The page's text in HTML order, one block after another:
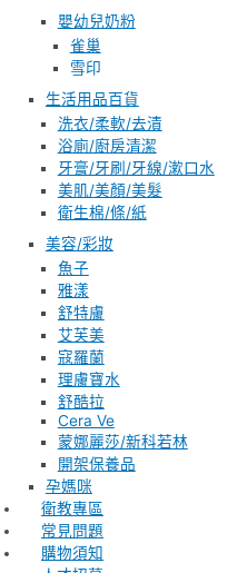
嬰幼兒奶粉
雀巢
雪印
生活用品百貨
洗衣/柔軟/去漬
浴廁/廚房清潔
牙膏/牙刷/牙線/漱口水
美肌/美顏/美髮
衛生棉/條/紙
美容/彩妝
魚子
雅漾
舒特膚
艾芙美
寇羅蘭
理膚寶水
舒酷拉
Cera Ve
蒙娜麗莎/新科若林
開架保養品
孕媽咪
衛教專區
常見問題
購物須知